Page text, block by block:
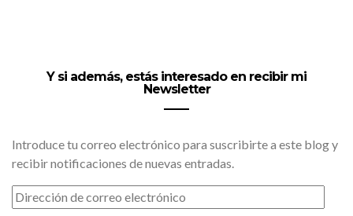
Y si además, estás interesado en recibir mi
Newsletter
Introduce tu correo electrónico para suscribirte a este blog y
recibir notificaciones de nuevas entradas.
DIRECCIÓN
DE